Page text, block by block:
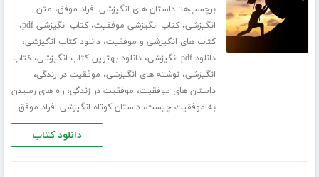
برچسب‌ها:داستان های انگیزشی افراد موفق، متن
انگیزشی،کتاب انگیزشی موفقیت،کتاب انگیزشی pdf ،
کتاب های انگیزشی و موفقیت،دانلود کتاب انگیزشی،
دانلود pdf انگیزشی ،دانلود بهترین کتاب انگیزشی،کتاب
انگیزشی،نوشته های انگیزشی، موفقیت در زندگی،
داستان های موفقیت، موفقیت در زندگی،راه های رسیدن
به موفقیت چیست،داستان کوتاه انگیزشی افراد موفق
دانلود کتاب